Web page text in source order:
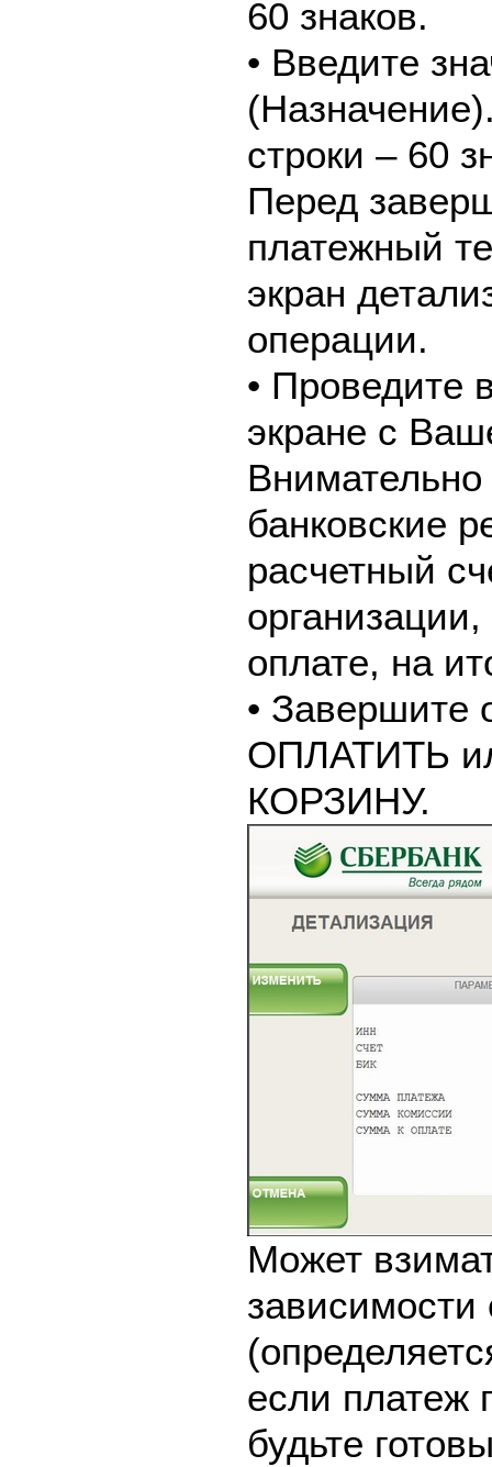
60 знаков.
• Введите
строки – 60
Перед
платежный
экран
операции.
• Проведите
экране с
банковские
расчетный
оплате, на
• Завершите
ОПЛАТИТЬ
КОРЗИНУ.
Может
зависимости
если платеж
будьте